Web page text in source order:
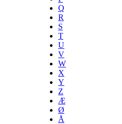
Q
R
S
T
U
V
W
X
Y
Z
Æ
Ø
Å